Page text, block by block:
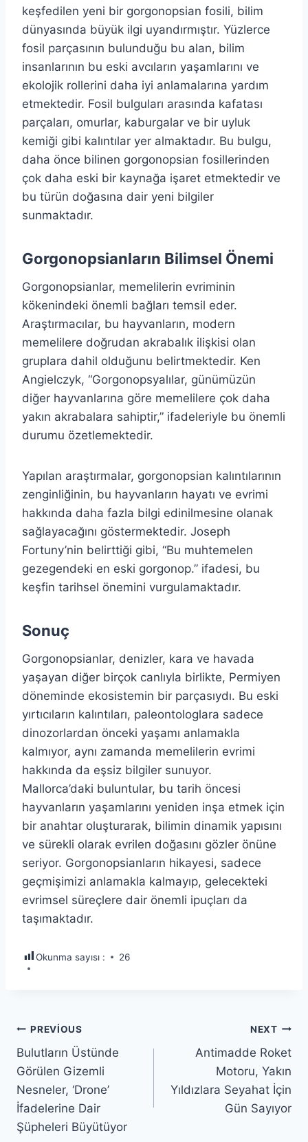
keşfedilen yeni bir gorgonopsian fosili, bilim
dünyasında büyük ilgi uyandırmıştır. Yüzlerce
fosil parçasının bulunduğu bu alan, bilim
insanlarının bu eski avcıların yaşamlarını ve
ekolojik rollerini daha iyi anlamalarına yardım
etmektedir. Fosil bulguları arasında kafatası
parçaları, omurlar, kaburgalar ve bir uyluk
kemiği gibi kalıntılar yer almaktadır. Bu bulgu,
daha önce bilinen gorgonopsian fosillerinden
çok daha eski bir kaynağa işaret etmektedir ve
bu türün doğasına dair yeni bilgiler
sunmaktadır.
Gorgonopsianların Bilimsel Önemi
Gorgonopsianlar, memelilerin evriminin
kökenindeki önemli bağları temsil eder.
Araştırmacılar, bu hayvanların, modern
memelilere doğrudan akrabalık ilişkisi olan
gruplara dahil olduğunu belirtmektedir. Ken
Angielczyk, “Gorgonopsyalılar, günümüzün
diğer hayvanlarına göre memelilere çok daha
yakın akrabalara sahiptir,” ifadeleriyle bu önemli
durumu özetlemektedir.
Yapılan araştırmalar, gorgonopsian kalıntılarının
zenginliğinin, bu hayvanların hayatı ve evrimi
hakkında daha fazla bilgi edinilmesine olanak
sağlayacağını göstermektedir. Joseph
Fortuny’nin belirttiği gibi, “Bu muhtemelen
gezegendeki en eski gorgonop.” ifadesi, bu
keşfin tarihsel önemini vurgulamaktadır.
Sonuç
Gorgonopsianlar, denizler, kara ve havada
yaşayan diğer birçok canlıyla birlikte, Permiyen
döneminde ekosistemin bir parçasıydı. Bu eski
yırtıcıların kalıntıları, paleontologlara sadece
dinozorlardan önceki yaşamı anlamakla
kalmıyor, aynı zamanda memelilerin evrimi
hakkında da eşsiz bilgiler sunuyor.
Mallorca’daki buluntular, bu tarih öncesi
hayvanların yaşamlarını yeniden inşa etmek için
bir anahtar oluşturarak, bilimin dinamik yapısını
ve sürekli olarak evrilen doğasını gözler önüne
seriyor. Gorgonopsianların hikayesi, sadece
geçmişimizi anlamakla kalmayıp, gelecekteki
evrimsel süreçlere dair önemli ipuçları da
taşımaktadır.
Okunma sayısı : 26
Yazı
gezinmesi
PREVIOUS
Bulutların Üstünde
Görülen Gizemli
Nesneler, ‘Drone’
İfadelerine Dair
Şüpheleri Büyütüyor
NEXT
Antimadde Roket
Motoru, Yakın
Yıldızlara Seyahat İçin
Gün Sayıyor